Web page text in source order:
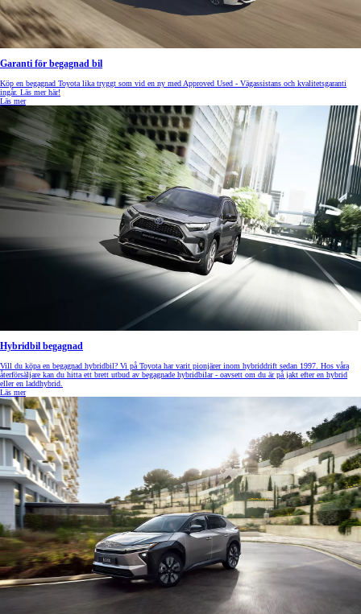
Garanti för begagnad bil
Köp en begagnad Toyota lika tryggt som vid en ny med Approved Used - Vägassistans och kvalitetsgaranti
ingår. Läs mer här!
Läs mer
Hybridbil begagnad
Vill du köpa en begagnad hybridbil? Vi på Toyota har varit pionjärer inom hybriddrift sedan 1997. Hos våra
återförsäljare kan du hitta ett brett utbud av begagnade hybridbilar - oavsett om du är på jakt efter en hybrid
eller en laddhybrid.
Läs mer